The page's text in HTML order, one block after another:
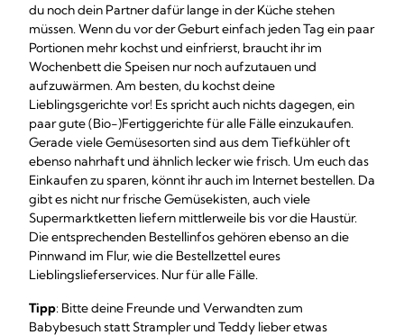
du noch dein Partner dafür lange in der Küche stehen
müssen. Wenn du vor der Geburt einfach jeden Tag ein paar
Portionen mehr kochst und einfrierst, braucht ihr im
Wochenbett die Speisen nur noch aufzutauen und
aufzuwärmen. Am besten, du kochst deine
Lieblingsgerichte vor! Es spricht auch nichts dagegen, ein
paar gute (Bio-)Fertiggerichte für alle Fälle einzukaufen.
Gerade viele Gemüsesorten sind aus dem Tiefkühler oft
ebenso nahrhaft und ähnlich lecker wie frisch. Um euch das
Einkaufen zu sparen, könnt ihr auch im Internet bestellen. Da
gibt es nicht nur frische Gemüsekisten, auch viele
Supermarktketten liefern mittlerweile bis vor die Haustür.
Die entsprechenden Bestellinfos gehören ebenso an die
Pinnwand im Flur, wie die Bestellzettel eures
Lieblingslieferservices. Nur für alle Fälle.
Tipp: Bitte deine Freunde und Verwandten zum
Babybesuch statt Strampler und Teddy lieber etwas